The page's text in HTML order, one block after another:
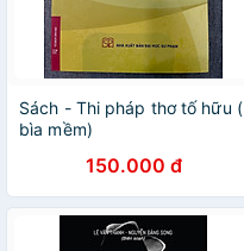
Sách - Thi pháp thơ tố hữu (
bìa mềm)
150.000 đ